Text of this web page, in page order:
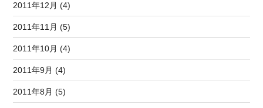
2011年12月 (4)
2011年11月 (5)
2011年10月 (4)
2011年9月 (4)
2011年8月 (5)